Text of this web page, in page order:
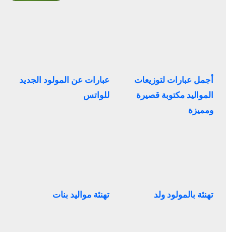
أجمل عبارات لتوزيعات
المواليد مكتوبة قصيرة
ومميزة
عبارات عن المولود الجديد
للواتس
تهنئة بالمولود ولد تهنئة مواليد بنات